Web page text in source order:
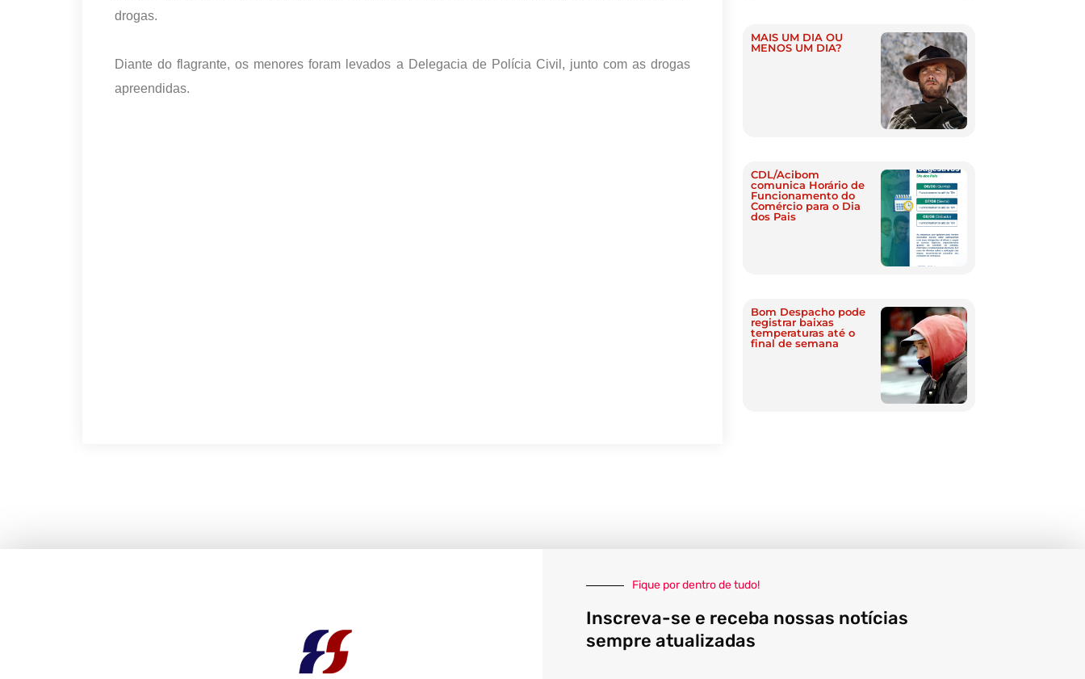
drogas.
Diante do flagrante, os menores foram levados a Delegacia de Polícia Civil, junto com as drogas
apreendidas.
MAIS UM DIA OU
MENOS UM DIA?
CDL/Acibom
comunica Horário de
Funcionamento do
Comércio para o Dia
dos Pais
Bom Despacho pode
registrar baixas
temperaturas até o
final de semana
Fique por dentro de tudo!
Inscreva-se e receba nossas notícias
sempre atualizadas